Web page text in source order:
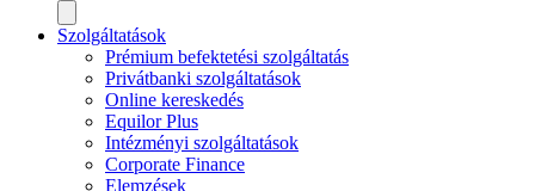
Szolgáltatások
Prémium befektetési szolgáltatás
Privátbanki szolgáltatások
Online kereskedés
Equilor Plus
Intézményi szolgáltatások
Corporate Finance
Elemzések